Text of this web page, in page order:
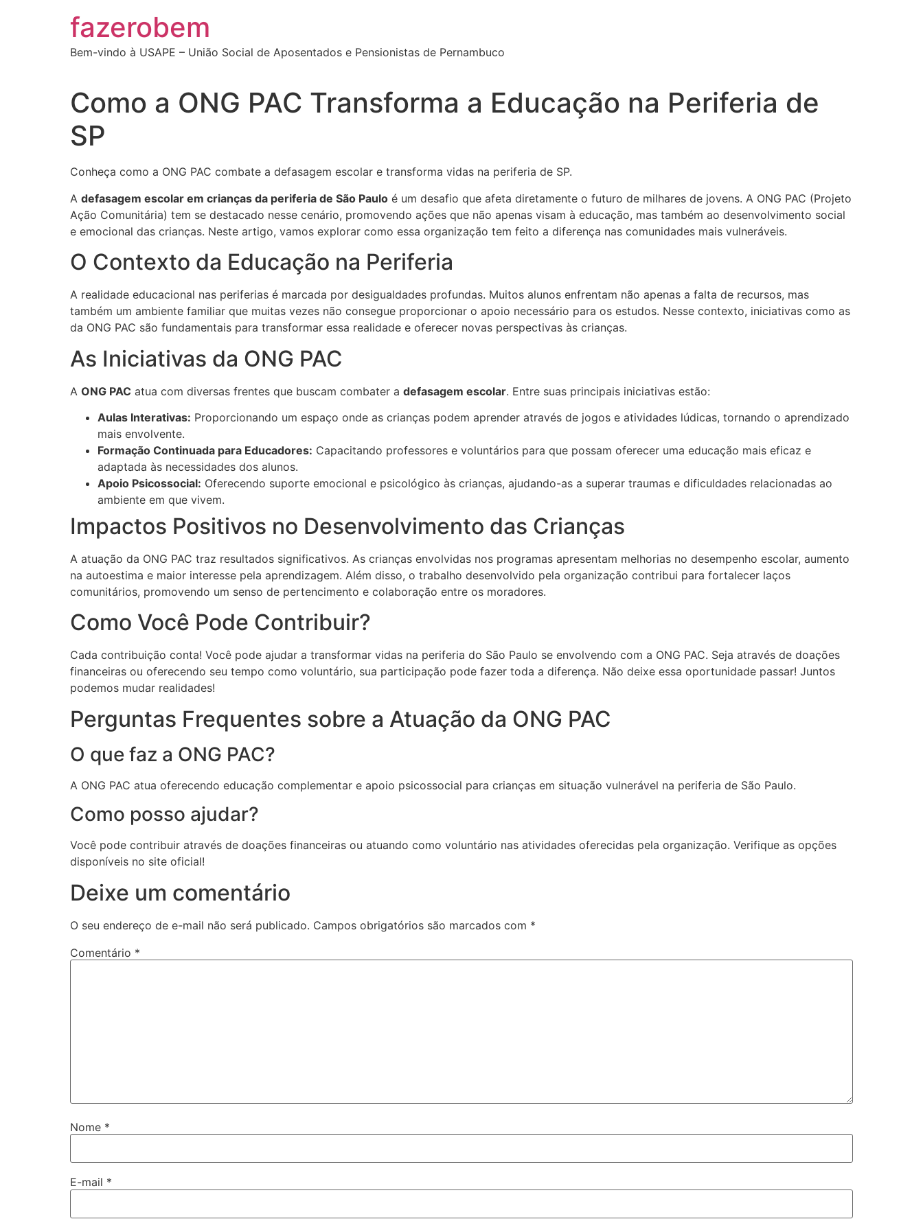
fazerobem
Bem-vindo à USAPE – União Social de Aposentados e Pensionistas de Pernambuco
Como a ONG PAC Transforma a Educação na Periferia de
SP
Conheça como a ONG PAC combate a defasagem escolar e transforma vidas na periferia de SP.
A defasagem escolar em crianças da periferia de São Paulo é um desafio que afeta diretamente o futuro de milhares de jovens. A ONG PAC (Projeto
Ação Comunitária) tem se destacado nesse cenário, promovendo ações que não apenas visam à educação, mas também ao desenvolvimento social
e emocional das crianças. Neste artigo, vamos explorar como essa organização tem feito a diferença nas comunidades mais vulneráveis.
O Contexto da Educação na Periferia
A realidade educacional nas periferias é marcada por desigualdades profundas. Muitos alunos enfrentam não apenas a falta de recursos, mas
também um ambiente familiar que muitas vezes não consegue proporcionar o apoio necessário para os estudos. Nesse contexto, iniciativas como as
da ONG PAC são fundamentais para transformar essa realidade e oferecer novas perspectivas às crianças.
As Iniciativas da ONG PAC
A ONG PAC atua com diversas frentes que buscam combater a defasagem escolar. Entre suas principais iniciativas estão:
Aulas Interativas: Proporcionando um espaço onde as crianças podem aprender através de jogos e atividades lúdicas, tornando o aprendizado
mais envolvente.
Formação Continuada para Educadores: Capacitando professores e voluntários para que possam oferecer uma educação mais eficaz e
adaptada às necessidades dos alunos.
Apoio Psicossocial: Oferecendo suporte emocional e psicológico às crianças, ajudando-as a superar traumas e dificuldades relacionadas ao
ambiente em que vivem.
Impactos Positivos no Desenvolvimento das Crianças
A atuação da ONG PAC traz resultados significativos. As crianças envolvidas nos programas apresentam melhorias no desempenho escolar, aumento
na autoestima e maior interesse pela aprendizagem. Além disso, o trabalho desenvolvido pela organização contribui para fortalecer laços
comunitários, promovendo um senso de pertencimento e colaboração entre os moradores.
Como Você Pode Contribuir?
Cada contribuição conta! Você pode ajudar a transformar vidas na periferia do São Paulo se envolvendo com a ONG PAC. Seja através de doações
financeiras ou oferecendo seu tempo como voluntário, sua participação pode fazer toda a diferença. Não deixe essa oportunidade passar! Juntos
podemos mudar realidades!
Perguntas Frequentes sobre a Atuação da ONG PAC
O que faz a ONG PAC?
A ONG PAC atua oferecendo educação complementar e apoio psicossocial para crianças em situação vulnerável na periferia de São Paulo.
Como posso ajudar?
Você pode contribuir através de doações financeiras ou atuando como voluntário nas atividades oferecidas pela organização. Verifique as opções
disponíveis no site oficial!
Deixe um comentário
O seu endereço de e-mail não será publicado. Campos obrigatórios são marcados com *
Comentário *
Nome *
E-mail *